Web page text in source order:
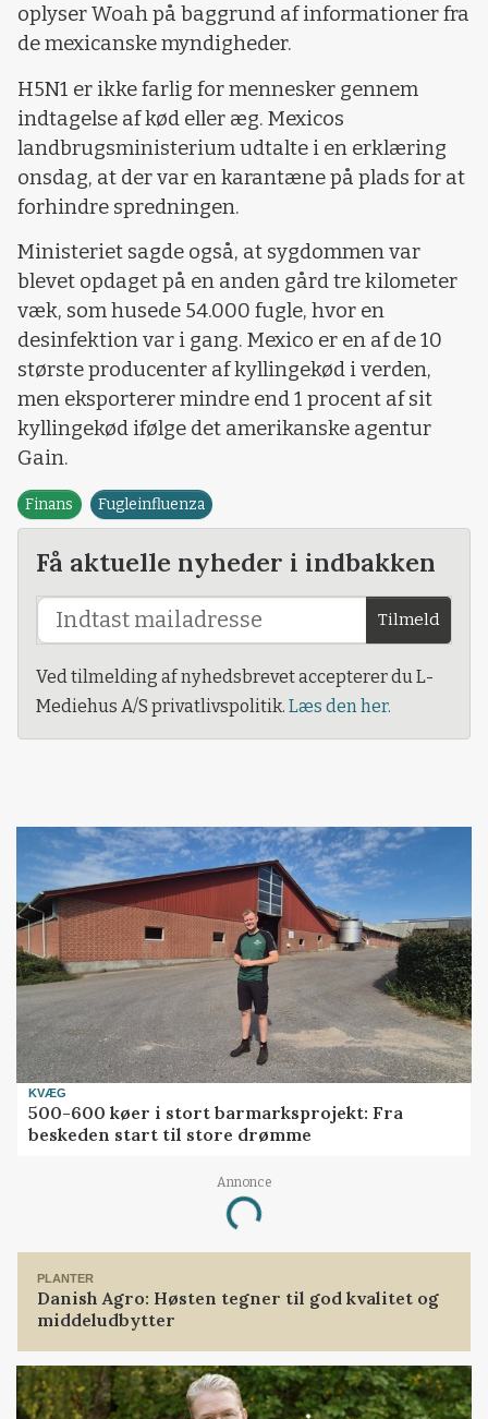
oplyser Woah på baggrund af informationer fra
de mexicanske myndigheder.
H5N1 er ikke farlig for mennesker gennem
indtagelse af kød eller æg. Mexicos
landbrugsministerium udtalte i en erklæring
onsdag, at der var en karantæne på plads for at
forhindre spredningen.
Ministeriet sagde også, at sygdommen var
blevet opdaget på en anden gård tre kilometer
væk, som husede 54.000 fugle, hvor en
desinfektion var i gang. Mexico er en af ​​de 10
største producenter af kyllingekød i verden,
men eksporterer mindre end 1 procent af sit
kyllingekød ifølge det amerikanske agentur
Gain.
Finans Fugleinfluenza
Få aktuelle nyheder i indbakken
Tilmeld
Ved tilmelding af nyhedsbrevet accepterer du L-
Mediehus A/S privatlivspolitik. Læs den her.
KVÆG
500-600 køer i stort barmarksprojekt: Fra
beskeden start til store drømme
Annonce
Loading...
PLANTER
Danish Agro: Høsten tegner til god kvalitet og
middeludbytter